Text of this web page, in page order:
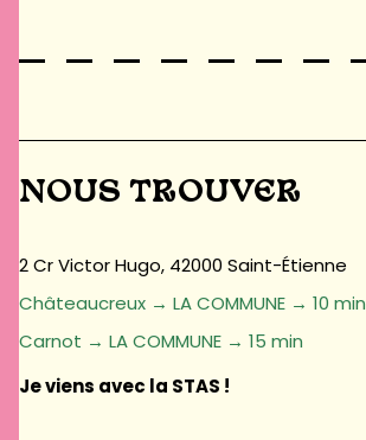
NOUS TROUVER
2 Cr Victor Hugo, 42000 Saint-Étienne
Châteaucreux → LA COMMUNE → 10 min
Carnot → LA COMMUNE → 15 min
Je viens avec la STAS !